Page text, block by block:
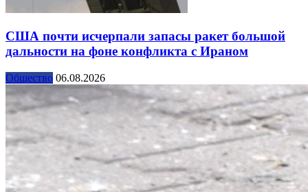
США почти исчерпали запасы ракет большой
дальности на фоне конфликта с Ираном
Общество 06.08.2026